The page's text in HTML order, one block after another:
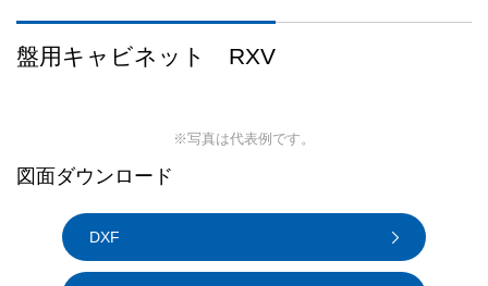
盤用キャビネット RXV
※写真は代表例です。
図面ダウンロード
DXF